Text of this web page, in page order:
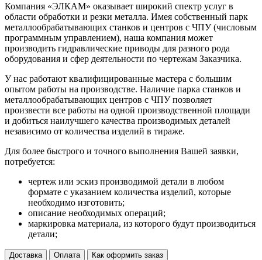
Компания «ЭЛКАМ» оказывает широкий спектр услуг в
области обработки и резки металла. Имея собственный парк
металлообрабатывающих станков и центров с ЧПУ (числовым
программным управлением), наша компания может
производить гидравлические приводы для разного рода
оборудования и сфер деятельности по чертежам Заказчика.
У нас работают квалифицированные мастера с большим
опытом работы на производстве. Наличие парка станков и
металлообрабатывающих центров с ЧПУ позволяет
произвести все работы на одной производственной площади
и добиться наилучшего качества производимых деталей
независимо от количества изделий в тираже.
Для более быстрого и точного выполнения Вашей заявки,
потребуется:
чертеж или эскиз производимой детали в любом
формате с указанием количества изделий, которые
необходимо изготовить;
описание необходимых операций;
маркировка материала, из которого будут производиться
детали;
Доставка Оплата Как оформить заказ